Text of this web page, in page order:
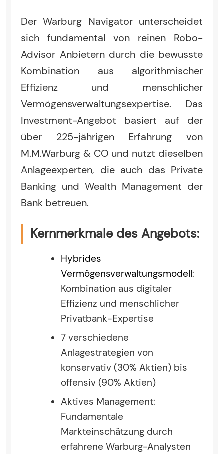
Der Warburg Navigator unterscheidet
sich fundamental von reinen Robo-
Advisor Anbietern durch die bewusste
Kombination aus algorithmischer
Effizienz und menschlicher
Vermögensverwaltungsexpertise. Das
Investment-Angebot basiert auf der
über 225-jährigen Erfahrung von
M.M.Warburg & CO und nutzt dieselben
Anlageexperten, die auch das Private
Banking und Wealth Management der
Bank betreuen.
Kernmerkmale des Angebots:
Hybrides
Vermögensverwaltungsmodell:
Kombination aus digitaler
Effizienz und menschlicher
Privatbank-Expertise
7 verschiedene
Anlagestrategien von
konservativ (30% Aktien) bis
offensiv (90% Aktien)
Aktives Management:
Fundamentale
Markteinschätzung durch
erfahrene Warburg-Analysten